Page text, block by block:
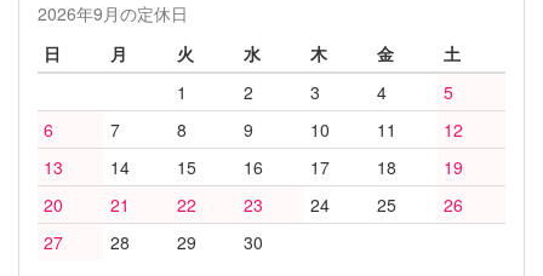
2026年9月の定休日
日
月 火 水 木 金
土
1
2 3 4
5
6
7 8 9 10 11
12
13
14 15 16 17 18
19
20
21 22 23 24 25
26
27
28 29 30